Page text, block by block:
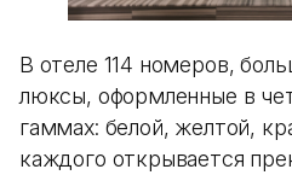
В отеле 114 номеров,
люксы, оформленные в
гаммах: белой, желтой,
каждого открывается